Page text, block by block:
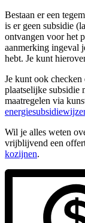
Bestaan er een
is er geen subsidie
ontvangen voor het
aanmerking ingeval
hebt. Je kunt
Je kunt ook
plaatselijke subsidie
maatregelen via
Wil je alles weten
vrijblijvend een
kozijnen.